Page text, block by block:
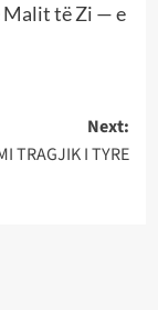
Malit të Zi — e
Next:
TRAGJIK I TYRE